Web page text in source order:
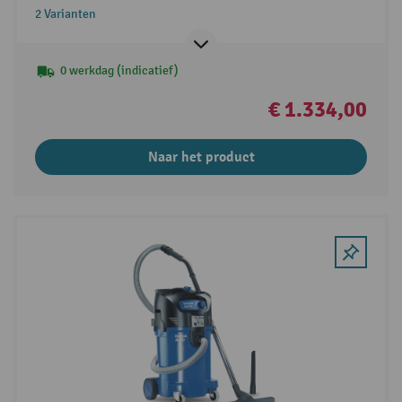
2 Varianten
0 werkdag (indicatief)
€ 1.334,00
Naar het product